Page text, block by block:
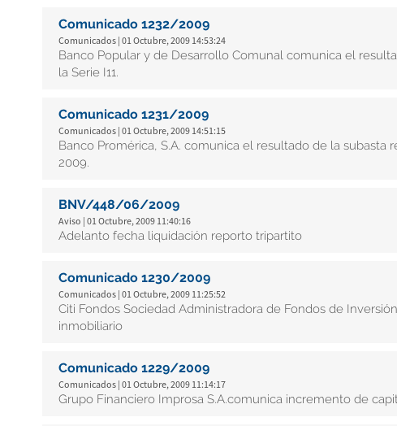
Comunicado 1232/2009
Comunicados | 01 Octubre, 2009 14:53:24
Banco Popular y de Desarrollo Comunal comunica el
la Serie I11.
Comunicado 1231/2009
Comunicados | 01 Octubre, 2009 14:51:15
Banco Promérica, S.A. comunica el resultado de la
2009.
BNV/448/06/2009
Aviso | 01 Octubre, 2009 11:40:16
Adelanto fecha liquidación reporto tripartito
Comunicado 1230/2009
Comunicados | 01 Octubre, 2009 11:25:52
Citi Fondos Sociedad Administradora de Fondos de
inmobiliario
Comunicado 1229/2009
Comunicados | 01 Octubre, 2009 11:14:17
Grupo Financiero Improsa S.A.comunica incremento de